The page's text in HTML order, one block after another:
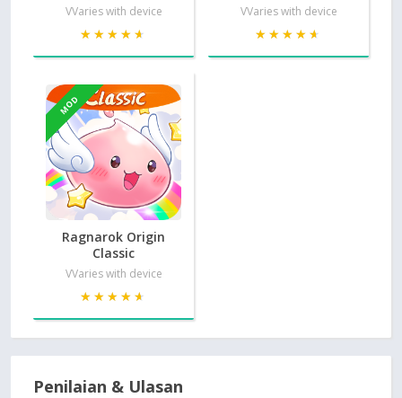
VVaries with device
★★★★★
★★★★★
VVaries with device
★★★★★
★★★★★
MOD
Ragnarok Origin
Classic
VVaries with device
★★★★★
★★★★★
Penilaian & Ulasan